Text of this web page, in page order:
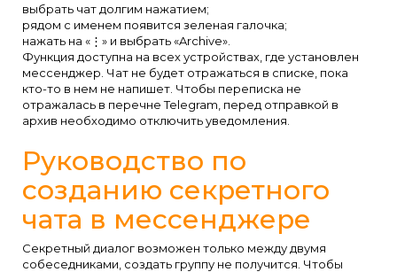
выбрать чат долгим нажатием;
рядом с именем появится зеленая галочка;
нажать на «⋮» и выбрать «Archive».
Функция доступна на всех устройствах, где установлен
мессенджер. Чат не будет отражаться в списке, пока
кто-то в нем не напишет. Чтобы переписка не
отражалась в перечне Telegram, перед отправкой в
архив необходимо отключить уведомления.
Руководство по
созданию секретного
чата в мессенджере
Секретный диалог возможен только между двумя
собеседниками, создать группу не получится. Чтобы